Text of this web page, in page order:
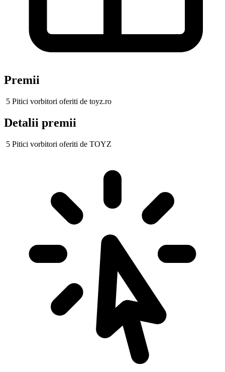
Premii
5 Pitici vorbitori oferiti de toyz.ro
Detalii premii
5 Pitici vorbitori oferiti de TOYZ